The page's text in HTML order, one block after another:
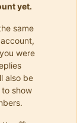
yet.
same
were
also be
show